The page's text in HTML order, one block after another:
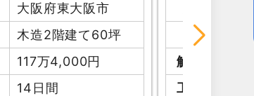
大阪府東大阪市
木造2階建て60坪
117万4,000円
14日間
建物
解体費用
工事期間